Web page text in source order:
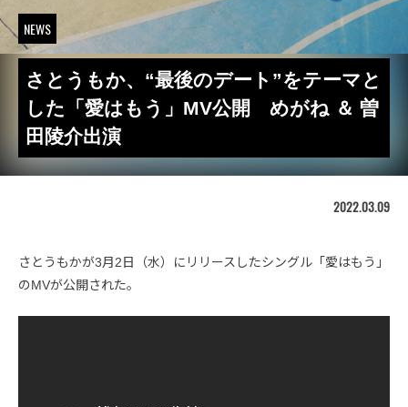
NEWS
さとうもか、“最後のデート”をテーマと
した「愛はもう」MV公開 めがね ＆ 曽
田陵介出演
2022.03.09
さとうもかが3月2日（水）にリリースしたシングル「愛はもう」
のMVが公開された。